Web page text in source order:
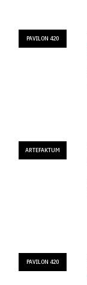
PAVILON 420
ARTEFAKTUM
PAVILON 420